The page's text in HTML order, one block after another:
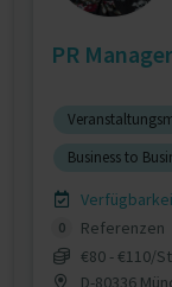
PR
Business to
0
Referenzen
€80 - €110/
D-80336